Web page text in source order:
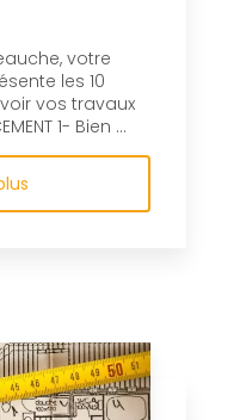
votre
les 10
vos travaux
1- Bien ...